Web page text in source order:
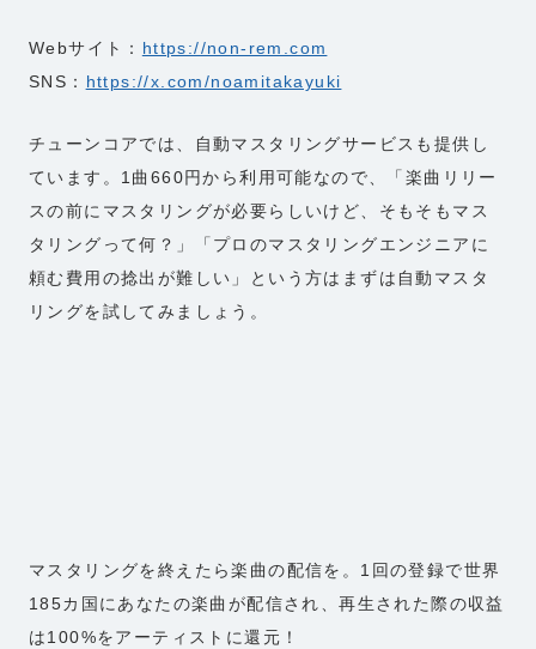
Webサイト： https://non-rem.com
SNS： https://x.com/noamitakayuki
チューンコアでは、自動マスタリングサービスも提供し
ています。1曲660円から利用可能なので、「楽曲リリー
スの前にマスタリングが必要らしいけど、そもそもマス
タリングって何？」「プロのマスタリングエンジニアに
頼む費用の捻出が難しい」という方はまずは自動マスタ
リングを試してみましょう。
マスタリングを終えたら楽曲の配信を。1回の登録で世界
185カ国にあなたの楽曲が配信され、再生された際の収益
は100%をアーティストに還元！